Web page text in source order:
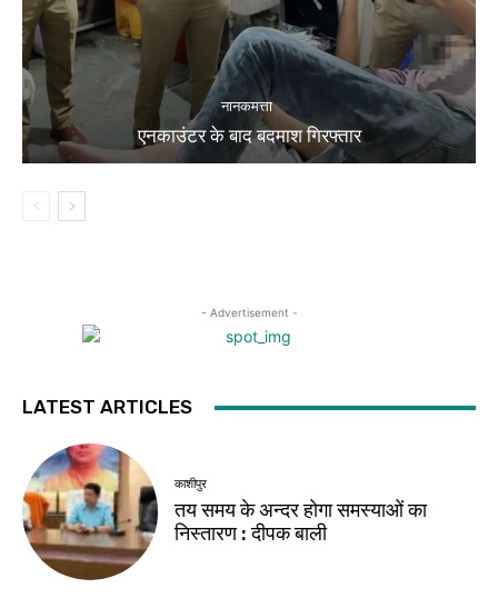
नानकमत्ता
एनकाउंटर के बाद बदमाश गिरफ्तार
- Advertisement -
LATEST ARTICLES
काशीपुर
तय समय के अन्दर होगा समस्याओं का
निस्तारण : दीपक बाली